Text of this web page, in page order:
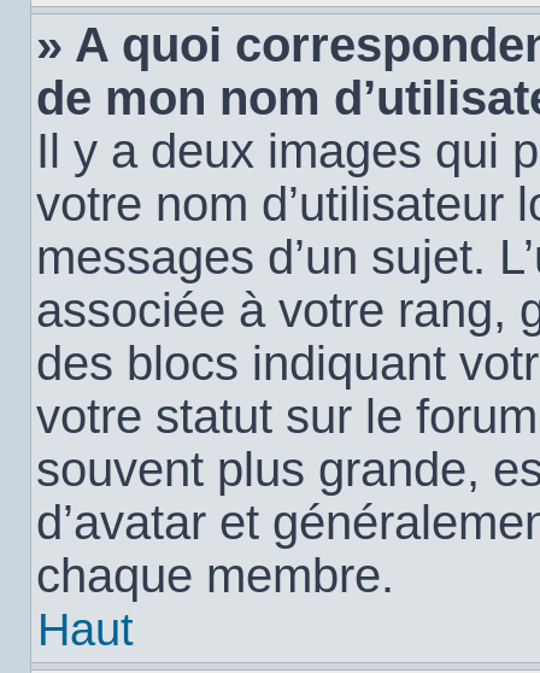
» A quoi
de mon nom
Il y a deux images qui
votre nom d’utilisateur
messages d’un sujet.
associée à votre rang,
des blocs indiquant
votre statut sur le
souvent plus grande,
d’avatar et
chaque membre.
Haut